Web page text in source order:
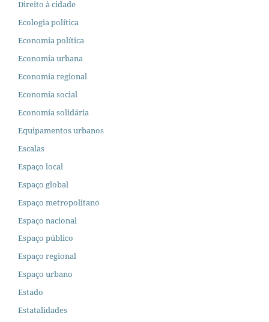
Direito à cidade
Ecologia política
Economia política
Economia urbana
Economia regional
Economia social
Economia solidária
Equipamentos urbanos
Escalas
Espaço local
Espaço global
Espaço metropolitano
Espaço nacional
Espaço público
Espaço regional
Espaço urbano
Estado
Estatalidades